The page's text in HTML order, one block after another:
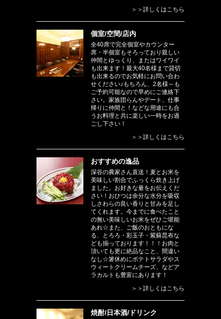
＞＞詳しくはこちら
個室/空間/店内
全40席で完全個室やカウンター
席・半個室もそろっており親しい
仲間とゆっくり、またはワイワイ
も出来ます！最大40名様まで貸切
も出来るのでお気軽にお問い合わ
せください♪もちろん、2名様～も
ご予約可能なので早めにご連絡下
さい。家族団らんやデート、仕事
帰りに仲間と！などな用途にも合
うお料理と共に楽しい一時をお過
ごし下さい！
＞＞詳しくはこちら
おすすめの逸品
深谷の農家さん直送！麦とお米を
美味しい割合でふっくら炊き上げ
ました。お好きな量をお伝えくだ
さい！おひつは余分な水分を吸収
しさわらの良い香りと甘みを足し
てくれます。今までに食べたこと
の無い美味しいお米をぜひご堪能
あれ☆また、ご飯のおともにな
る、とろろ・彩玉子・紫蘇昆布な
ども揃っております！！！お肉と
頂いても更に絶品なこと、間違い
なし☆箸休めにポテトサラダやス
ウィートクリームチーズ、などア
ラカルトも豊富にあります！
＞＞詳しくはこちら
焼酎/日本酒/ドリンク